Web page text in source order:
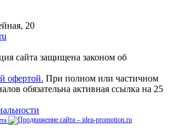
20
сайта защищена законом об
офертой. При полном или частичном
обязательна активная ссылка на 25